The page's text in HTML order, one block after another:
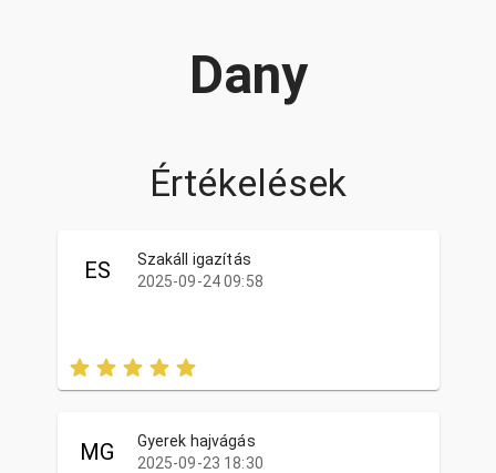
Dany
Értékelések
ES
Szakáll igazítás
2025-09-24 09:58
MG
Gyerek hajvágás
2025-09-23 18:30